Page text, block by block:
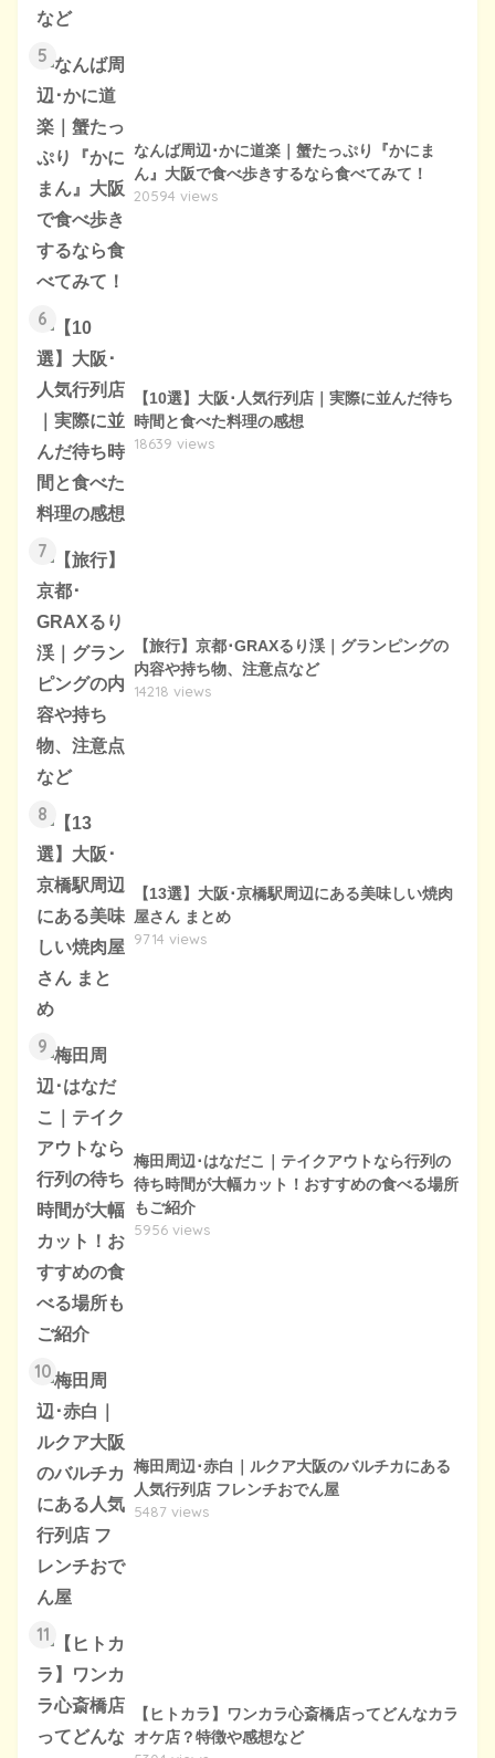
5
なんば周辺･かに道楽｜蟹たっぷり『かにま
ん』大阪で食べ歩きするなら食べてみて！
20594 views
6
【10選】大阪･人気行列店｜実際に並んだ待ち
時間と食べた料理の感想
18639 views
7
【旅行】京都･GRAXるり渓｜グランピングの
内容や持ち物、注意点など
14218 views
8
【13選】大阪･京橋駅周辺にある美味しい焼肉
屋さん まとめ
9714 views
9
梅田周辺･はなだこ｜テイクアウトなら行列の
待ち時間が大幅カット！おすすめの食べる場所
もご紹介
5956 views
10
梅田周辺･赤白｜ルクア大阪のバルチカにある
人気行列店 フレンチおでん屋
5487 views
11
【ヒトカラ】ワンカラ心斎橋店ってどんなカラ
オケ店？特徴や感想など